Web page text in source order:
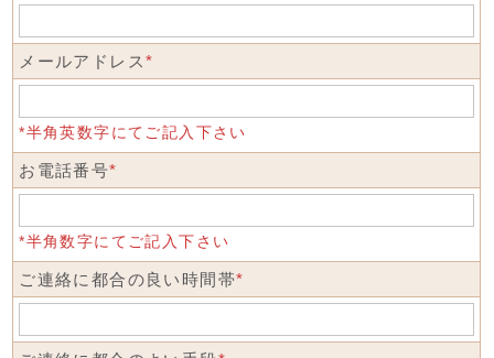
メールアドレス*
*半角英数字にてご記入下さい
お電話番号*
*半角数字にてご記入下さい
ご連絡に都合の良い時間帯*